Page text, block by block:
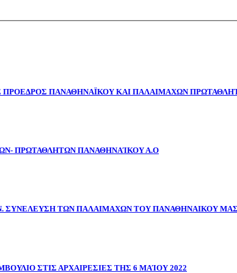
ΠΑΝΑΘΗΝΑΪΚΟΥ ΚΑΙ ΠΑΛΑΙΜΑΧΩΝ
ΠΡΩΤΑΘΛΗΤΩΝ ΠΑΝΑΘΗΝΑΊΚΟΥ Α.Ο
ΣΥΝΕΛΕΥΣΗ ΤΩΝ ΠΑΛΑΙΜΑΧΩΝ ΤΟΥ ΠΑΝΑΘΗΝΑΙΚΟΥ ΜΑΣ
ΣΤΙΣ ΑΡΧΑΙΡΕΣΙΕΣ ΤΗΣ 6 ΜΑΊΟΥ 2022